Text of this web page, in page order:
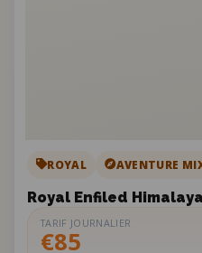
ROYAL AVENTURE
Royal Enfiled
TARIF JOURNALIER
€85